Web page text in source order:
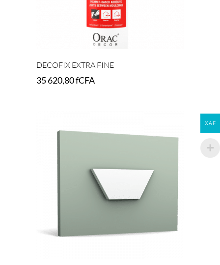
DECOFIX EXTRA FINE
35 620,80fCFA
XAF